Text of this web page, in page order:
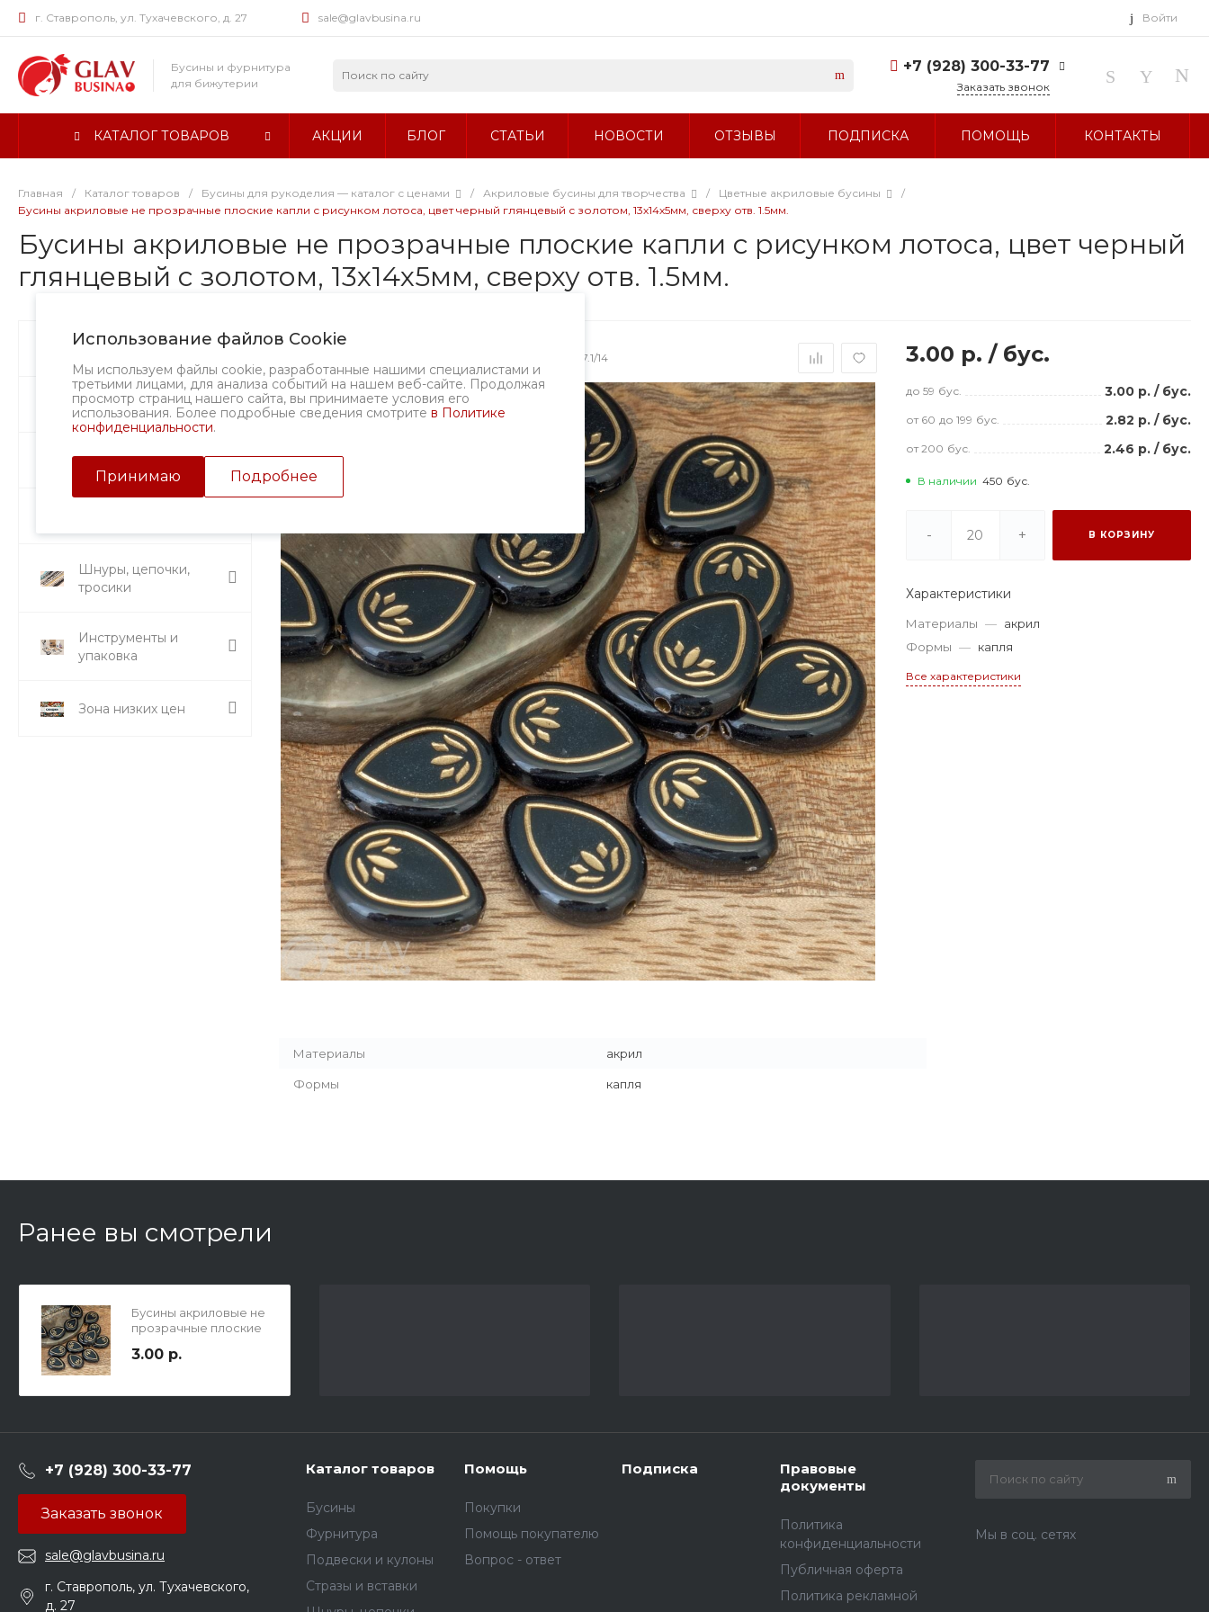
г. Ставрополь, ул. Тухачевского, д. 27 sale@glavbusina.ru Войти
Бусины и фурнитура
для бижутерии
+7 (928) 300-33-77
г. Ставрополь, ул.
sale@glavbusina.ru
Заказать звонок
КАТАЛОГ ТОВАРОВ АКЦИИ БЛОГ СТАТЬИ НОВОСТИ ОТЗЫВЫ ПОДПИСКА ПОМОЩЬ КОНТАКТЫ
Главная / Каталог товаров / Бусины для рукоделия — каталог с ценами / Акриловые бусины для творчества / Цветные акриловые бусины
/
Бусины акриловые не прозрачные плоские капли с рисунком лотоса, цвет черный глянцевый с золотом, 13х14х5мм, сверху отв. 1.5мм.
Бусины акриловые не прозрачные плоские капли с рисунком лотоса, цвет черный
глянцевый с золотом, 13х14х5мм, сверху отв. 1.5мм.
Использование файлов Cookie
Мы используем файлы cookie, разработанные нашими специалистами и
третьими лицами, для анализа событий на нашем веб-сайте. Продолжая
просмотр страниц нашего сайта, вы принимаете условия его
использования. Более подробные сведения смотрите в Политике
конфиденциальности.
Принимаю Подробнее
Бусины
Фурнитура
Подвески и кулоны
Шнуры, цепочки,
тросики
Инструменты и
упаковка
Зона низких цен
1887.1/14 3.00 р./ бус.
до 59 бус. 3.00 р. / бус.
от 60 до 199 бус. 2.82 р. / бус.
от 200 бус. 2.46 р. / бус.
В наличии 450 бус.
- + В КОРЗИНУ
Характеристики
Материалы — акрил
Формы — капля
Все характеристики
Материалы акрил
Формы капля
Ранее вы смотрели
Бусины акриловые не
прозрачные плоские
лотоса, цвет черный
3.00 р.
+7 (928) 300-33-77
Заказать звонок
sale@glavbusina.ru
г. Ставрополь, ул. Тухачевского,
д. 27
Каталог товаров
Бусины
Фурнитура
Подвески и кулоны
Стразы и вставки
Помощь
Покупки
Помощь покупателю
Вопрос - ответ
Подписка
Правовые
документы
Политика
конфиденциальности
Публичная оферта
Политика рекламной
Мы в соц. сетях